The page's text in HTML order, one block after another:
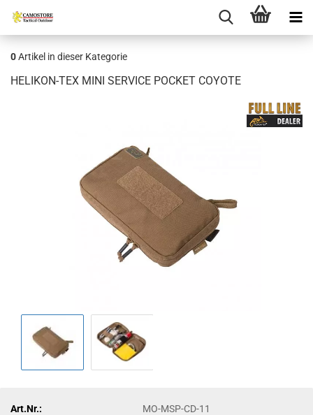
0Artikel in dieser Kategorie
HELIKON-TEX MINI SERVICE POCKET COYOTE
Art.Nr.:
MO-MSP-CD-11